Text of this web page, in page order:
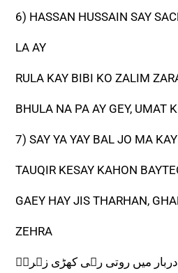
6) HASSAN HUSSAIN SAY
LA AY
RULA KAY BIBI KO ZALIM
BHULA NA PA AY GEY, UMAT
7) SAY YA YAY BAL JO MA
TAUQIR KESAY KAHON
GAEY HAY JIS THARHAN,
ZEHRA
دربار میں روتی رہی کھڑی زہراؑ